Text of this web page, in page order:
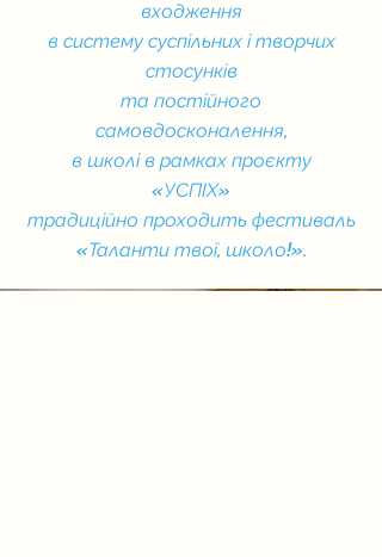
входження
в систему суспільних і творчих
стосунків
та постійного
самовдосконалення,
в школі в рамках проєкту
«УСПІХ»
традиційно проходить фестиваль
«Таланти твої, школо!».